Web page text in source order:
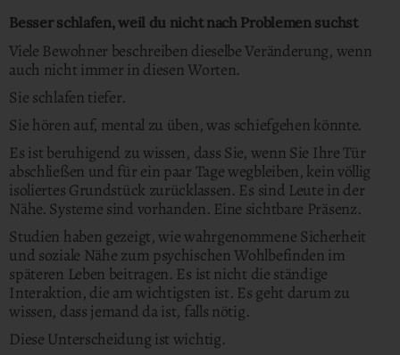
Besser schlafen, weil du nicht nach Problemen suchst
Viele Bewohner beschreiben dieselbe Veränderung, wenn
auch nicht immer in diesen Worten.
Sie schlafen tiefer.
Sie hören auf, mental zu üben, was schiefgehen könnte.
Es ist beruhigend zu wissen, dass Sie, wenn Sie Ihre Tür
abschließen und für ein paar Tage wegbleiben, kein völlig
isoliertes Grundstück zurücklassen. Es sind Leute in der
Nähe. Systeme sind vorhanden. Eine sichtbare Präsenz.
Studien haben gezeigt, wie wahrgenommene Sicherheit
und soziale Nähe zum psychischen Wohlbefinden im
späteren Leben beitragen. Es ist nicht die ständige
Interaktion, die am wichtigsten ist. Es geht darum zu
wissen, dass jemand da ist, falls nötig.
Diese Unterscheidung ist wichtig.